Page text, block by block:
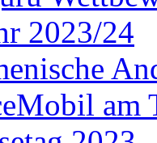
2023/24
am